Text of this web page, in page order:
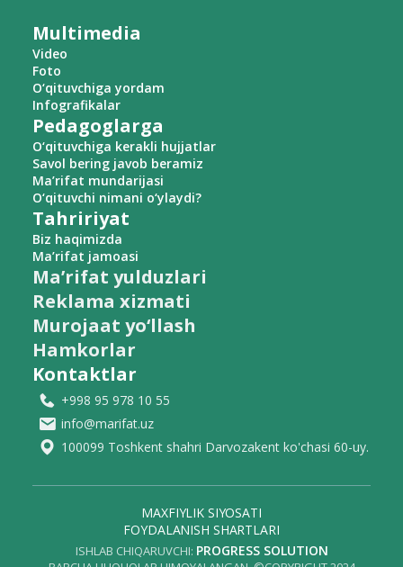
Multimedia
Video
Foto
O‘qituvchiga yordam
Infografikalar
Pedagoglarga
O‘qituvchiga kerakli hujjatlar
Savol bering javob beramiz
Ma’rifat mundarijasi
O‘qituvchi nimani o‘ylaydi?
Tahririyat
Biz haqimizda
Ma’rifat jamoasi
Ma’rifat yulduzlari
Reklama xizmati
Murojaat yo‘llash
Hamkorlar
Kontaktlar
+998 95 978 10 55
info@marifat.uz
100099 Toshkent shahri Darvozakent ko'chasi 60-uy.
ISHLAB CHIQARUVCHI: PROGRESS SOLUTION
MAXFIYLIK SIYOSATI
FOYDALANISH SHARTLARI